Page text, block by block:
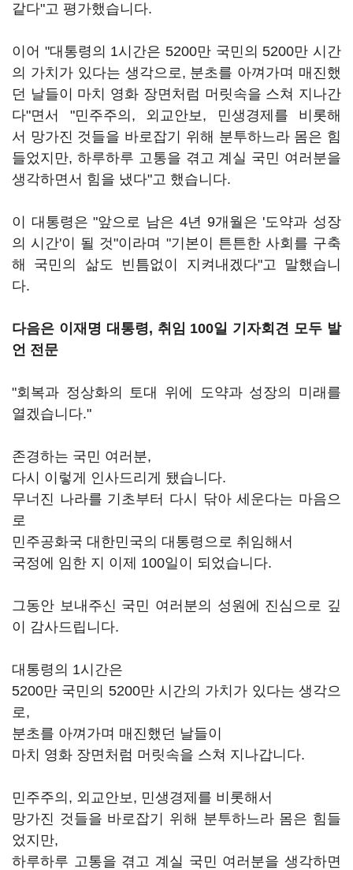
같다"고 평가했습니다.
이어 "대통령의 1시간은 5200만 국민의 5200만 시간
의 가치가 있다는 생각으로, 분초를 아껴가며 매진했
던 날들이 마치 영화 장면처럼 머릿속을 스쳐 지나간
다"면서 "민주주의, 외교안보, 민생경제를 비롯해
서 망가진 것들을 바로잡기 위해 분투하느라 몸은 힘
들었지만, 하루하루 고통을 겪고 계실 국민 여러분을
생각하면서 힘을 냈다"고 했습니다.
이 대통령은 "앞으로 남은 4년 9개월은 '도약과 성장
의 시간'이 될 것"이라며 "기본이 튼튼한 사회를 구축
해 국민의 삶도 빈틈없이 지켜내겠다"고 말했습니
다.
다음은 이재명 대통령, 취임 100일 기자회견 모두 발
언 전문
"회복과 정상화의 토대 위에 도약과 성장의 미래를
열겠습니다."
존경하는 국민 여러분,
다시 이렇게 인사드리게 됐습니다.
무너진 나라를 기초부터 다시 닦아 세운다는 마음으
로
민주공화국 대한민국의 대통령으로 취임해서
국정에 임한 지 이제 100일이 되었습니다.
그동안 보내주신 국민 여러분의 성원에 진심으로 깊
이 감사드립니다.
대통령의 1시간은
5200만 국민의 5200만 시간의 가치가 있다는 생각으
로,
분초를 아껴가며 매진했던 날들이
마치 영화 장면처럼 머릿속을 스쳐 지나갑니다.
민주주의, 외교안보, 민생경제를 비롯해서
망가진 것들을 바로잡기 위해 분투하느라 몸은 힘들
었지만,
하루하루 고통을 겪고 계실 국민 여러분을 생각하면